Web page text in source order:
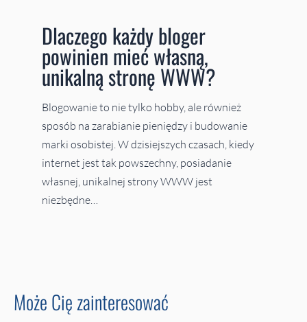
Dlaczego każdy bloger
powinien mieć własną,
unikalną stronę WWW?
Blogowanie to nie tylko hobby, ale również
sposób na zarabianie pieniędzy i budowanie
marki osobistej. W dzisiejszych czasach, kiedy
internet jest tak powszechny, posiadanie
własnej, unikalnej strony WWW jest
niezbędne…
Może Cię zainteresować